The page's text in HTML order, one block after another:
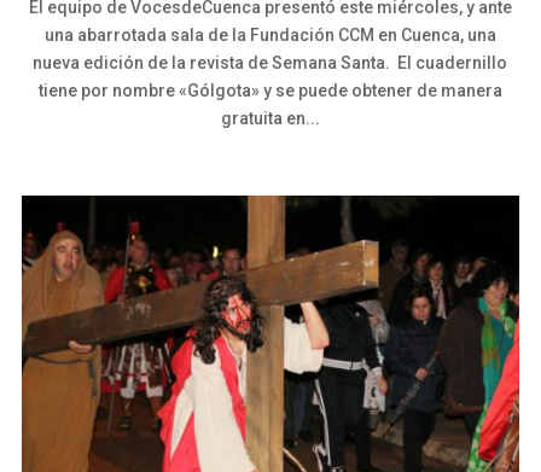
El equipo de VocesdeCuenca presentó este miércoles, y ante
una abarrotada sala de la Fundación CCM en Cuenca, una
nueva edición de la revista de Semana Santa. El cuadernillo
tiene por nombre «Gólgota» y se puede obtener de manera
gratuita en...